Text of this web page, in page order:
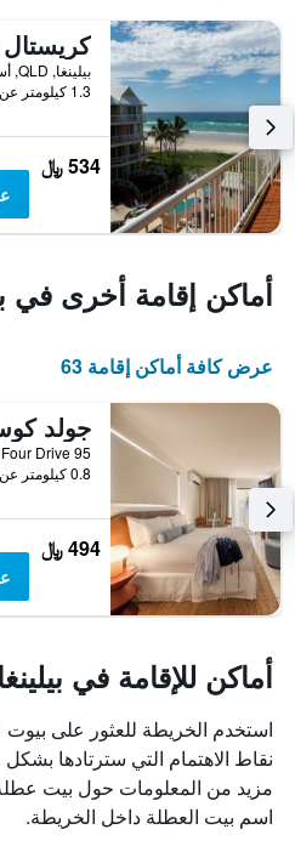
بيلينغا, QLD, أستراليا
1.3 كيلومتر عن وسط المدينة
534 ﷼
أماكن إقامة أخرى في
عرض كافة أماكن إقامة 63
0.8 كيلومتر عن وسط المدينة
494 ﷼
أماكن للإقامة في بيلينغا
استخدم الخريطة للعثور على
نقاط الاهتمام التي سترتادها
مزيد من المعلومات حول بيت
اسم بيت العطلة داخل الخريطة.